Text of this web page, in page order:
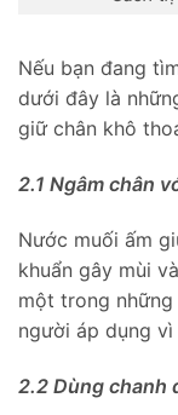
Nếu bạn đang
dưới đây là
giữ chân khô
2.1 Ngâm chân
Nước muối ấm
khuẩn gây mùi
một trong những
người áp dụng
2.2 Dùng chanh